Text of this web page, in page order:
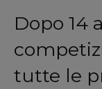
Dopo 14
tutte le